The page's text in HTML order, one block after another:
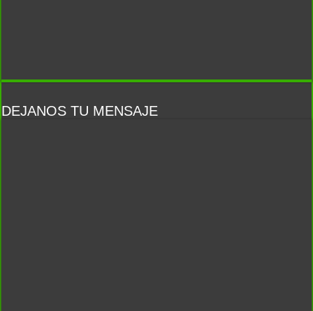
DEJANOS TU MENSAJE